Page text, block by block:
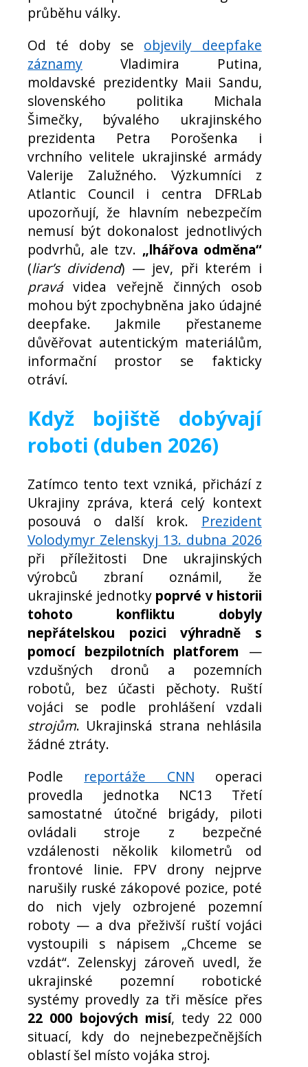
průběhu války.
Od té doby se objevily deepfake
záznamy Vladimira Putina,
moldavské prezidentky Maii Sandu,
slovenského politika Michala
Šimečky, bývalého ukrajinského
prezidenta Petra Porošenka i
vrchního velitele ukrajinské armády
Valerije Zalužného. Výzkumníci z
Atlantic Council i centra DFRLab
upozorňují, že hlavním nebezpečím
nemusí být dokonalost jednotlivých
podvrhů, ale tzv. „lhářova odměna“
(liar’s dividend) — jev, při kterém i
pravávidea veřejně činných osob
mohou být zpochybněna jako údajné
deepfake. Jakmile přestaneme
důvěřovat autentickým materiálům,
informační prostor se fakticky
otráví.
Když bojiště dobývají
roboti (duben 2026)
Zatímco tento text vzniká, přichází z
Ukrajiny zpráva, která celý kontext
posouvá o další krok. Prezident
Volodymyr Zelenskyj 13. dubna 2026
při příležitosti Dne ukrajinských
výrobců zbraní oznámil, že
ukrajinské jednotky poprvé v historii
tohoto konfliktu dobyly
nepřátelskou pozici výhradně s
pomocí bezpilotních platforem —
vzdušných dronů a pozemních
robotů, bez účasti pěchoty. Ruští
vojáci se podle prohlášení vzdali
strojům. Ukrajinská strana nehlásila
žádné ztráty.
Podle reportáže CNN operaci
provedla jednotka NC13 Třetí
samostatné útočné brigády, piloti
ovládali stroje z bezpečné
vzdálenosti několik kilometrů od
frontové linie. FPV drony nejprve
narušily ruské zákopové pozice, poté
do nich vjely ozbrojené pozemní
roboty — a dva přeživší ruští vojáci
vystoupili s nápisem „Chceme se
vzdát“. Zelenskyj zároveň uvedl, že
ukrajinské pozemní robotické
systémy provedly za tři měsíce přes
22 000 bojových misí, tedy 22 000
situací, kdy do nejnebezpečnějších
oblastí šel místo vojáka stroj.